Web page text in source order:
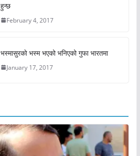
हुन्छ
February 4, 2017
भस्मासुरको भस्म भएको भनिएको गुफा भारतमा
January 17, 2017